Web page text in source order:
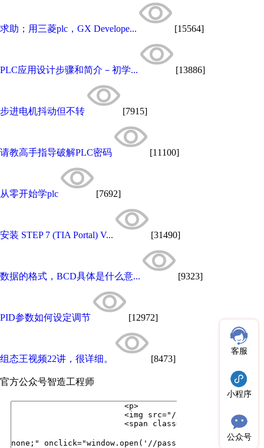
求助；用三菱plc，GX Develope... [15564]
PLC应用设计步骤和简介－初学... [13886]
步进电机抖动但不转 [7915]
请教高手指导破解PLC密码 [11100]
从零开始学plc [7692]
安装 STEP 7 (TIA Portal) V... [31490]
数据的格式，BCD具体是什么意... [9323]
PID参数如何设定调节 [12972]
组态王视频22讲，很详细。 [8473]
官方公众号智造工程师
客服
小程序
公众号